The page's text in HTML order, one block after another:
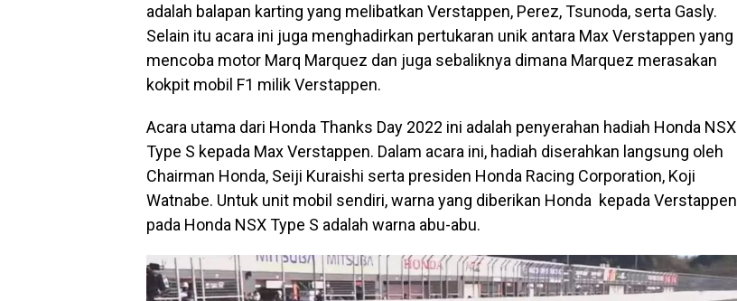
adalah balapan karting yang melibatkan Verstappen, Perez, Tsunoda, serta Gasly.
Selain itu acara ini juga menghadirkan pertukaran unik antara Max Verstappen yang
mencoba motor Marq Marquez dan juga sebaliknya dimana Marquez merasakan
kokpit mobil F1 milik Verstappen.
Acara utama dari Honda Thanks Day 2022 ini adalah penyerahan hadiah Honda NSX
Type S kepada Max Verstappen. Dalam acara ini, hadiah diserahkan langsung oleh
Chairman Honda, Seiji Kuraishi serta presiden Honda Racing Corporation, Koji
Watnabe. Untuk unit mobil sendiri, warna yang diberikan Honda kepada Verstappen
pada Honda NSX Type S adalah warna abu-abu.